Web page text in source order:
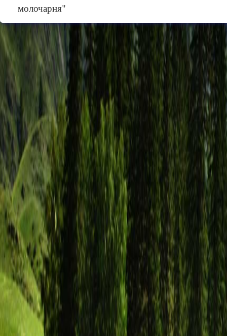
молочарня"